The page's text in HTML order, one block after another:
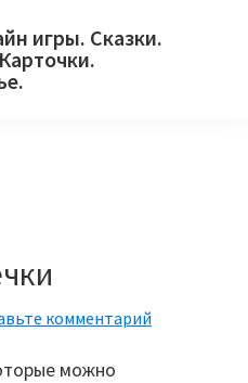
игры. Сказки.
комментарий
можно